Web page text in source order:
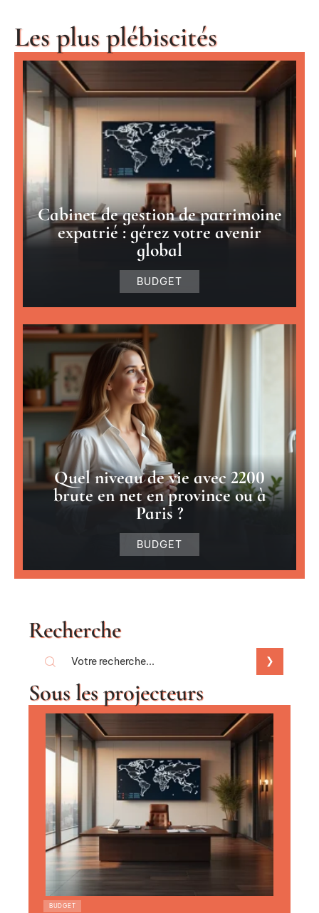
Les plus plébiscités
Cabinet de gestion de patrimoine
expatrié : gérez votre avenir
global
BUDGET
Quel niveau de vie avec 2200
brute en net en province ou à
Paris ?
BUDGET
Recherche
Sous les projecteurs
BUDGET